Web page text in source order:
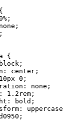
% ;
none ;
;
a {
block ;
: center ;
10px 0 ;
: none ;
: 1.2 rem ;
: bold ;
: uppercase
;